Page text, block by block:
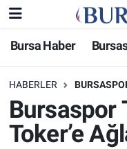
Bursa Haber
HABERLER
Bursaspor
Toker’e
Bursa Haber
Genel
Politika
Bursa Nöbetçi
Bursa Hava
Bursa Namaz